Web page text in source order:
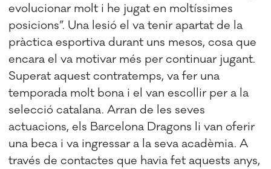
evolucionar molt i he jugat en moltíssimes
posicions”. Una lesió el va tenir apartat de la
pràctica esportiva durant uns mesos, cosa que
encara el va motivar més per continuar jugant.
Superat aquest contratemps, va fer una
temporada molt bona i el van escollir per a la
selecció catalana. Arran de les seves
actuacions, els Barcelona Dragons li van oferir
una beca i va ingressar a la seva acadèmia. A
través de contactes que havia fet aquests anys,